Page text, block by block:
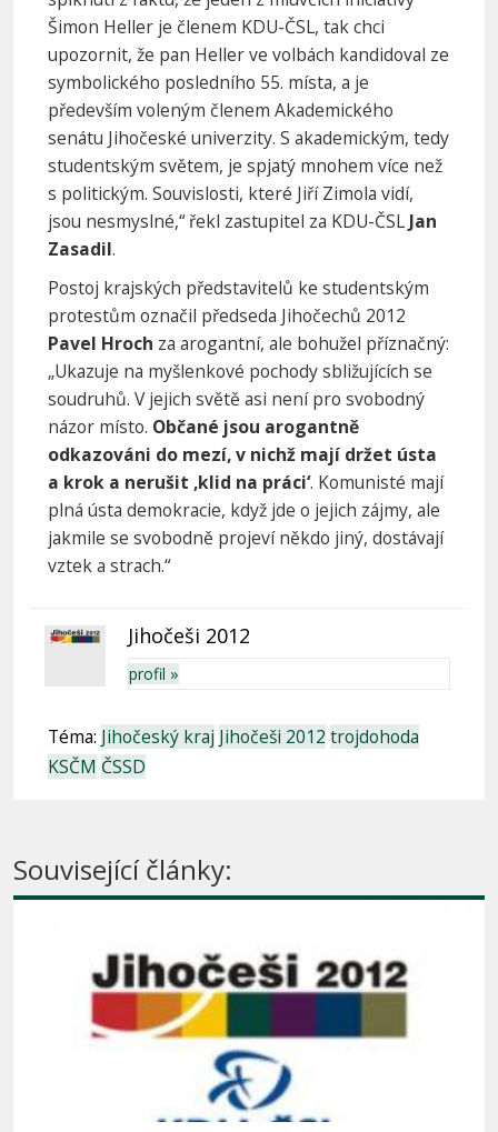
Šimon Heller je členem KDU-ČSL, tak chci
upozornit, že pan Heller ve volbách kandidoval ze
symbolického posledního 55. místa, a je
především voleným členem Akademického
senátu Jihočeské univerzity. S akademickým, tedy
studentským světem, je spjatý mnohem více než
s politickým. Souvislosti, které Jiří Zimola vidí,
jsou nesmyslné,“ řekl zastupitel za KDU-ČSL Jan
Zasadil.
Postoj krajských představitelů ke studentským
protestům označil předseda Jihočechů 2012
Pavel Hroch za arogantní, ale bohužel příznačný:
„Ukazuje na myšlenkové pochody sbližujících se
soudruhů. V jejich světě asi není pro svobodný
názor místo. Občané jsou arogantně
odkazováni do mezí, v nichž mají držet ústa
a krok a nerušit ‚klid na práci‘. Komunisté mají
plná ústa demokracie, když jde o jejich zájmy, ale
jakmile se svobodně projeví někdo jiný, dostávají
vztek a strach.“
Jihočeši 2012
profil »
Téma: Jihočeský kraj Jihočeši 2012 trojdohoda
KSČM ČSSD
Související články: